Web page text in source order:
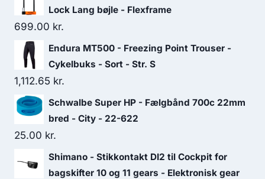
Lock Lang bøjle - Flexframe
699.00 kr.
Endura MT500 - Freezing Point Trouser -
Cykelbuks - Sort - Str. S
1,112.65 kr.
Schwalbe Super HP - Fælgbånd 700c 22mm
bred - City - 22-622
25.00 kr.
Shimano - Stikkontakt DI2 til Cockpit for
bagskifter 10 og 11 gears - Elektronisk gear